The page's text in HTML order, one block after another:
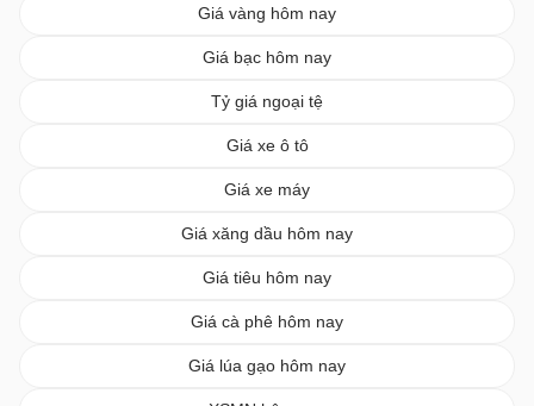
Giá vàng hôm nay
Giá bạc hôm nay
Tỷ giá ngoại tệ
Giá xe ô tô
Giá xe máy
Giá xăng dầu hôm nay
Giá tiêu hôm nay
Giá cà phê hôm nay
Giá lúa gạo hôm nay